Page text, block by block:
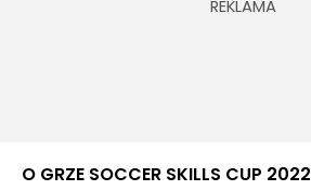
O GRZE SOCCER SKILLS CUP 2022